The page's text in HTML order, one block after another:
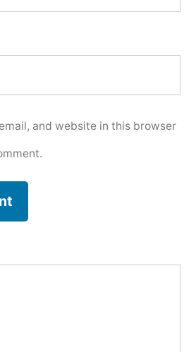
and website in this browser